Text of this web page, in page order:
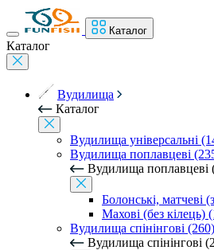
Каталог
Каталог
Вудилища
Каталог
Вудилища універсальні
Вудилища поплавцеві
Вудилища поплавцеві
Болонські, матчеві
Махові (без кілець)
Вудилища спінінгові (260)
Вудилища спінінгові